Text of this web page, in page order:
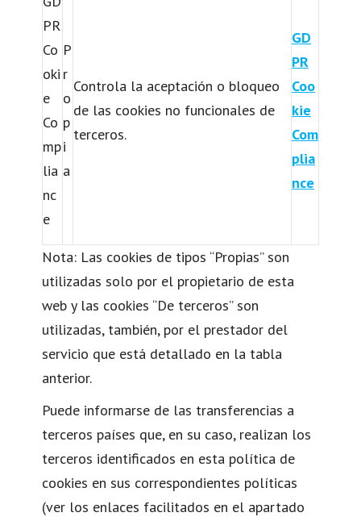
PR
Co
oki
e
Co
mp
lia
nc
e
P
r
o
p
i
a
Controla la aceptación o bloqueo
de las cookies no funcionales de
terceros.
GD
PR
Coo
kie
Com
plia
nce
Nota: Las cookies de tipos “Propias” son
utilizadas solo por el propietario de esta
web y las cookies “De terceros” son
utilizadas, también, por el prestador del
servicio que está detallado en la tabla
anterior.
Puede informarse de las transferencias a
terceros países que, en su caso, realizan los
terceros identificados en esta política de
cookies en sus correspondientes políticas
(ver los enlaces facilitados en el apartado